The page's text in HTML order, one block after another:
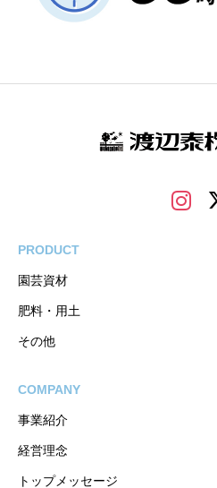
PRODUCT
園芸資材
肥料・用土
その他
COMPANY
事業紹介
経営理念
トップメッセージ